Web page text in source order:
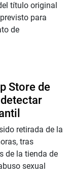
título original
para
de
Store de
retirada de la
tras
de la tienda de
sexual